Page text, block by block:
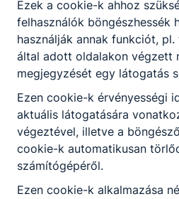
Ezek a cookie-k ahhoz
felhasználók böngészhessék
használják annak funkciót,
által adott oldalakon végzett
megjegyzését egy látogatás
Ezen cookie-k érvényességi
aktuális látogatására
végeztével, illetve a
cookie-k automatikusan
számítógépéről.
Ezen cookie-k alkalmazása